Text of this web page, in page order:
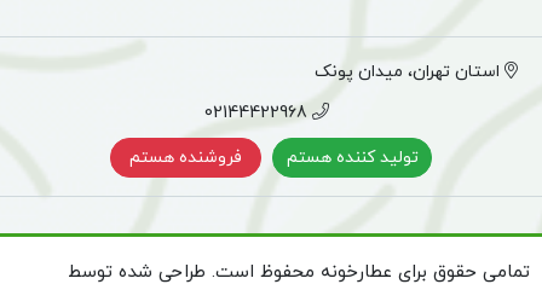
استان تهران، میدان پونک
02144422968
تولید کننده هستم
فروشنده هستم
تمامی حقوق برای عطارخونه محفوظ است. طراحی شده توسط